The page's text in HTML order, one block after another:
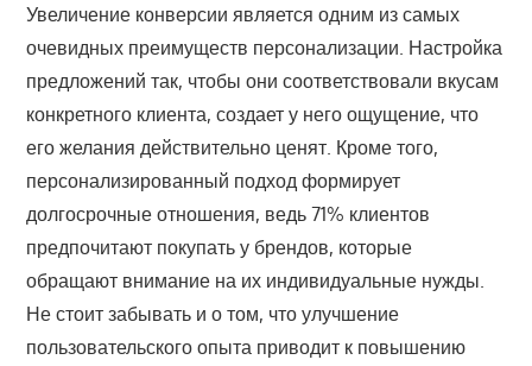
Увеличение конверсии является одним из самых
очевидных преимуществ персонализации. Настройка
предложений так, чтобы они соответствовали вкусам
конкретного клиента, создает у него ощущение, что
его желания действительно ценят. Кроме того,
персонализированный подход формирует
долгосрочные отношения, ведь 71% клиентов
предпочитают покупать у брендов, которые
обращают внимание на их индивидуальные нужды.
Не стоит забывать и о том, что улучшение
пользовательского опыта приводит к повышению